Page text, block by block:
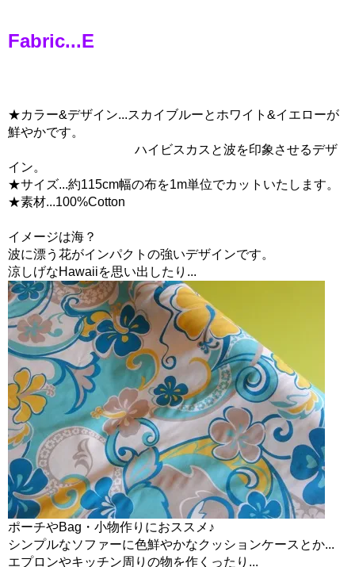
Fabric...E
★カラー&デザイン...スカイブルーとホワイト&イエローが
鮮やかです。
ハイビスカスと波を印象させるデザ
イン。
★サイズ...約115cm幅の布を1m単位でカットいたします。
★素材...100%Cotton
イメージは海？
波に漂う花がインパクトの強いデザインです。
涼しげなHawaiiを思い出したり...
ポーチやBag・小物作りにおススメ♪
シンプルなソファーに色鮮やかなクッションケースとか...
エプロンやキッチン周りの物を作くったり...